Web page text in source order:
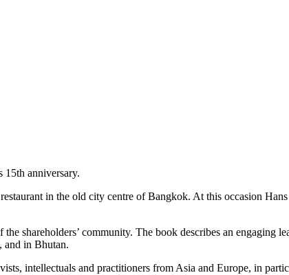
15th anniversary.
in the old city centre of Bangkok. At this occasion
shareholders’ community. The book describes an
and in Bhutan.
intellectuals and practitioners from Asia and Europe, in